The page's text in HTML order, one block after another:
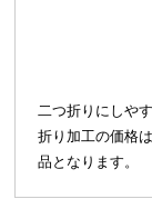
二つ折りにしや
折り加工の価格
品となります。